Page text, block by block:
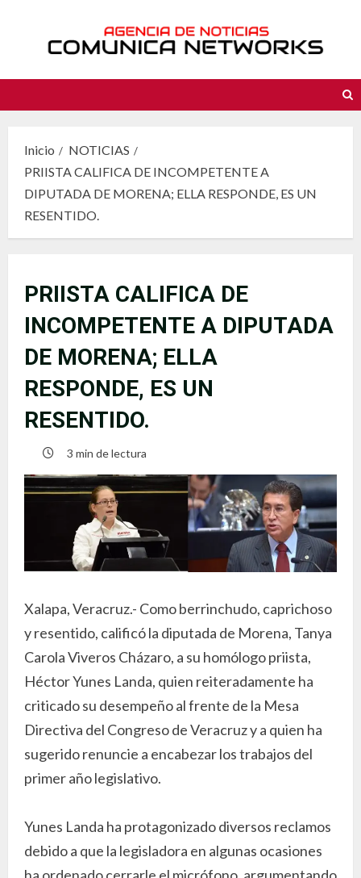
contenido
Inicio
NOTICIAS
PRIISTA CALIFICA DE INCOMPETENTE A
DIPUTADA DE MORENA; ELLA RESPONDE, ES UN
RESENTIDO.
PRIISTA CALIFICA DE
INCOMPETENTE A DIPUTADA
DE MORENA; ELLA
RESPONDE, ES UN
RESENTIDO.
3 min de lectura
Xalapa, Veracruz.- Como berrinchudo, caprichoso
y resentido, calificó la diputada de Morena, Tanya
Carola Viveros Cházaro, a su homólogo priista,
Héctor Yunes Landa, quien reiteradamente ha
criticado su desempeño al frente de la Mesa
Directiva del Congreso de Veracruz y a quien ha
sugerido renuncie a encabezar los trabajos del
primer año legislativo.
Yunes Landa ha protagonizado diversos reclamos
debido a que la legisladora en algunas ocasiones